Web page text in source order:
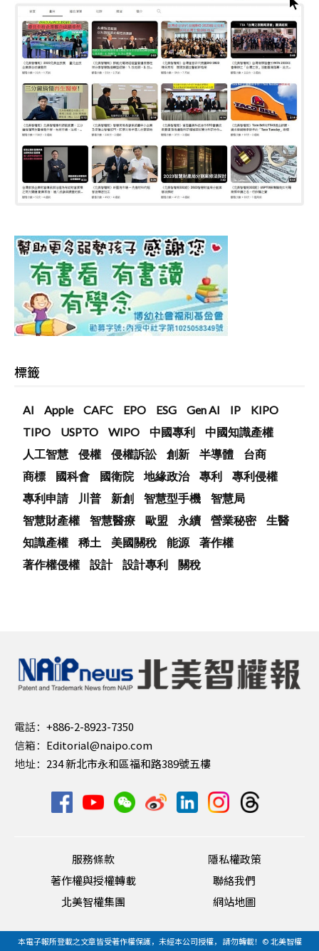
標籤
AI Apple CAFC EPO ESG Gen AI IP
KIPO
TIPO
USPTO WIPO 中國專利
中國知識產權
人工智慧
侵權 侵權訴訟 創新 半導體
台商
商標
國科會 國衛院 地緣政治 專利
專利侵權
專利申請
川普 新創 智慧型手機
智慧局
智慧財產權
智慧醫療 歐盟 永續 營業秘密
生醫
知識產權
稀土 美國關稅 能源
著作權
著作權侵權
設計 設計專利 關稅
電話： +886-2-8923-7350
信箱： Editorial@naipo.com
地址： 234 新北市永和區福和路389號五樓
服務條款
隱私權政策
著作權與授權轉載
聯絡我們
北美智權集團
網站地圖
本電子報所登載之文章皆受著作權保護，未經本公司授權， 請勿轉載！© 北美智權